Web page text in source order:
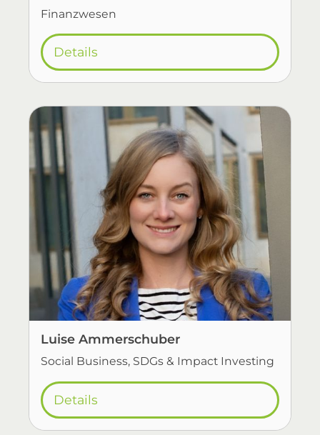
Finanzwesen
Details
Luise Ammerschuber
Social Business, SDGs & Impact Investing
Details